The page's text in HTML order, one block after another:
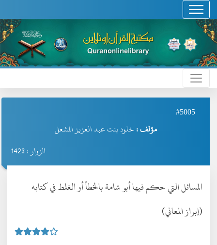
#5005
مؤلف : خلود بنت عبد العزيز المشعل
الزوار : 1423
المسائل التي حكم فيها أبو شامة بالخطأ أو الغلط في كتابه
(إبراز المعاني)